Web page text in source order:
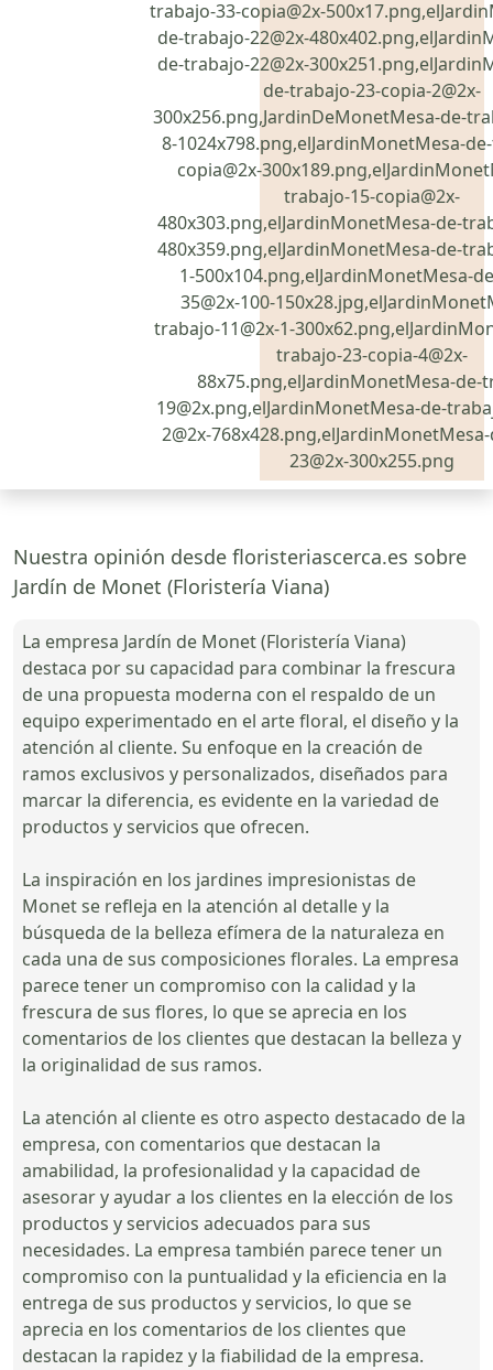
trabajo-33-copia@2x-
de-trabajo-22@2x-
de-trabajo-22@2x-
de-trabajo-23-copia-2@2x-
300x256.png,JardinDeMonetMesa-de-
8-1024x798.png,elJardinMonetMesa-
copia@2x-
trabajo-15-copia@2x-
480x303.png,elJardinMonetMesa-de-
480x359.png,elJardinMonetMesa-de-
1-500x104.png,elJardinMonetMesa-
35@2x-100-
trabajo-11@2x-1-
trabajo-23-copia-4@2x-
88x75.png,elJardinMonetMesa-de-
19@2x.png,elJardinMonetMesa-de-
2@2x-
23@2x-300x255.png
Nuestra opinión desde floristeriascerca.es sobre
Jardín de Monet (Floristería Viana)
La empresa Jardín de Monet (Floristería Viana)
destaca por su capacidad para combinar la frescura
de una propuesta moderna con el respaldo de un
equipo experimentado en el arte floral, el diseño y la
atención al cliente. Su enfoque en la creación de
ramos exclusivos y personalizados, diseñados para
marcar la diferencia, es evidente en la variedad de
productos y servicios que ofrecen.
La inspiración en los jardines impresionistas de
Monet se refleja en la atención al detalle y la
búsqueda de la belleza efímera de la naturaleza en
cada una de sus composiciones florales. La empresa
parece tener un compromiso con la calidad y la
frescura de sus flores, lo que se aprecia en los
comentarios de los clientes que destacan la belleza y
la originalidad de sus ramos.
La atención al cliente es otro aspecto destacado de la
empresa, con comentarios que destacan la
amabilidad, la profesionalidad y la capacidad de
asesorar y ayudar a los clientes en la elección de los
productos y servicios adecuados para sus
necesidades. La empresa también parece tener un
compromiso con la puntualidad y la eficiencia en la
entrega de sus productos y servicios, lo que se
aprecia en los comentarios de los clientes que
destacan la rapidez y la fiabilidad de la empresa.